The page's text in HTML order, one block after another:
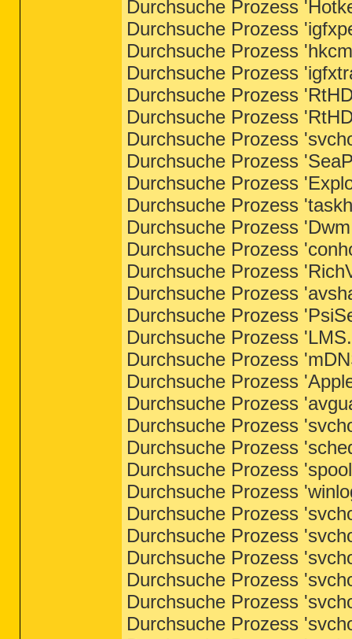
Durchsuche Prozess
Durchsuche Prozess
Durchsuche Prozess
Durchsuche Prozess
Durchsuche Prozess
Durchsuche Prozess
Durchsuche Prozess
Durchsuche Prozess
Durchsuche Prozess
Durchsuche Prozess
Durchsuche Prozess
Durchsuche Prozess
Durchsuche Prozess
Durchsuche Prozess
Durchsuche Prozess
Durchsuche Prozess
Durchsuche Prozess
Durchsuche Prozess
Durchsuche Prozess
Durchsuche Prozess
Durchsuche Prozess
Durchsuche Prozess
Durchsuche Prozess
Durchsuche Prozess
Durchsuche Prozess
Durchsuche Prozess
Durchsuche Prozess
Durchsuche Prozess
Durchsuche Prozess